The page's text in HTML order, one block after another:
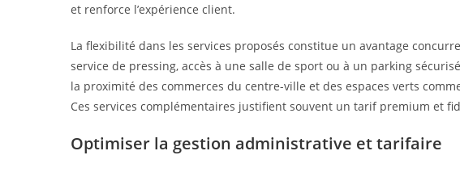
et renforce l’expérience client.
La flexibilité dans les services proposés constitue un avantage
service de pressing, accès à une salle de sport ou à un parking
la proximité des commerces du centre-ville et des espaces verts
Ces services complémentaires justifient souvent un tarif premium et
Optimiser la gestion administrative et tarifaire